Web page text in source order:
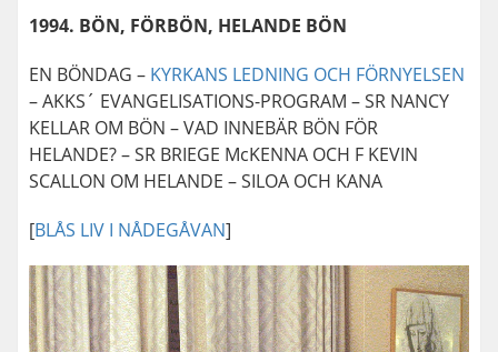
1994. BÖN, FÖRBÖN, HELANDE BÖN
EN BÖNDAG – KYRKANS LEDNING OCH FÖRNYELSEN
– AKKS´ EVANGELISATIONS-PROGRAM – SR NANCY
KELLAR OM BÖN – VAD INNEBÄR BÖN FÖR
HELANDE? – SR BRIEGE McKENNA OCH F KEVIN
SCALLON OM HELANDE – SILOA OCH KANA
[BLÅS LIV I NÅDEGÅVAN]